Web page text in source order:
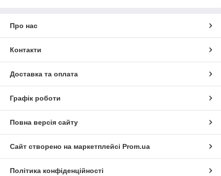
Про нас
Контакти
Доставка та оплата
Графік роботи
Повна версія сайту
Сайт створено на маркетплейсі Prom.ua
Політика конфіденційності